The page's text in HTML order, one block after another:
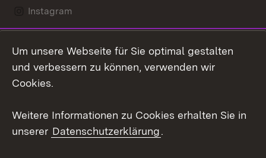
Instagram
Mastodon
Youtube
Kontakt
Datenschutz
Um unsere Webseite für Sie optimal gestalten
und verbessern zu können, verwenden wir
Cookies.
Weitere Informationen zu Cookies erhalten Sie in
unserer Datenschutzerklärung.